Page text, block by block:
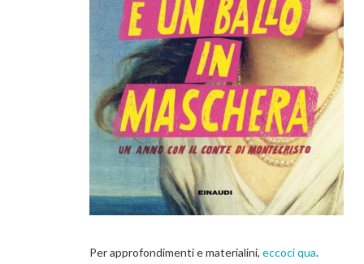
Per approfondimenti e materialini, eccoci qua.